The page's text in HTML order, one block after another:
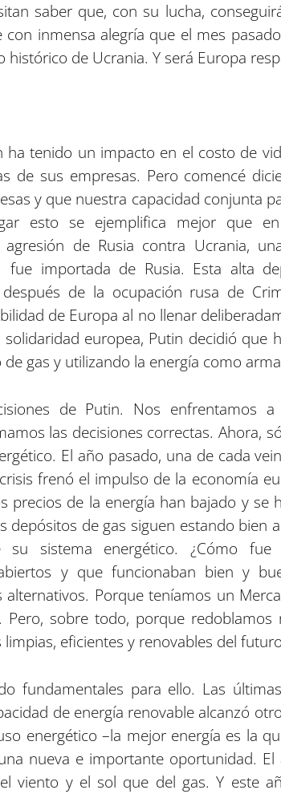
saber que, con su lucha,
con inmensa alegría que el mes
histórico de Ucrania. Y será Europa
tenido un impacto en el costo de
de sus empresas. Pero comencé
y que nuestra capacidad conjunta
esto se ejemplifica mejor que
de Rusia contra Ucrania,
importada de Rusia. Esta alta
de la ocupación rusa de
de Europa al no llenar
europea, Putin decidió que
gas y utilizando la energía como
de Putin. Nos enfrentamos a
las decisiones correctas. Ahora,
El año pasado, una de cada
frenó el impulso de la economía
precios de la energía han bajado y se
de gas siguen estando bien
sistema energético. ¿Cómo fue
y que funcionaban bien y
Porque teníamos un
sobre todo, porque
eficientes y renovables del
fundamentales para ello. Las
de energía renovable alcanzó
energético –la mejor energía es la
nueva e importante oportunidad.
viento y el sol que del gas. Y este